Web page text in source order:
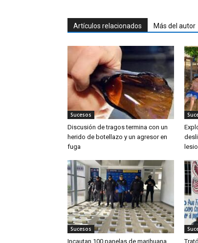
Artículos relacionados Más del autor
Sucesos
Discusión de tragos termina con un
herido de botellazo y un agresor en
fuga
Sucesos
Incautan 100 panelas de marihuana